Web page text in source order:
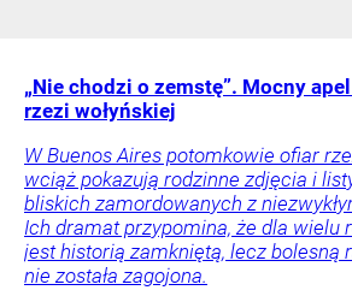
„Nie chodzi o zemstę”. Mocny
rzezi wołyńskiej
W Buenos Aires potomkowie ofiar
wciąż pokazują rodzinne zdjęcia i
bliskich zamordowanych z
Ich dramat przypomina, że dla wielu
jest historią zamkniętą, lecz bolesną
nie została zagojona.